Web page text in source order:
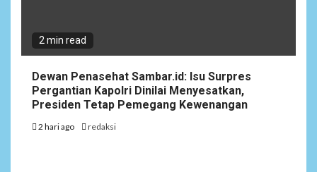
2 min read
Dewan Penasehat Sambar.id: Isu Surpres
Pergantian Kapolri Dinilai Menyesatkan,
Presiden Tetap Pemegang Kewenangan
2 hari ago redaksi